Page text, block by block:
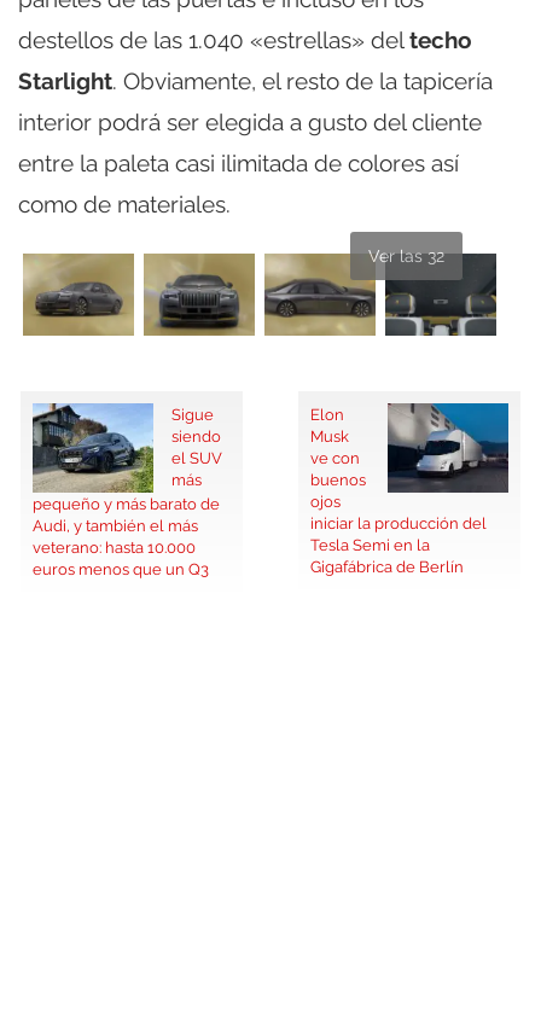
destellos de las 1.040 «estrellas» deltecho
Starlight. Obviamente, el resto de la tapicería
interior podrá ser elegida a gusto del cliente
entre la paleta casi ilimitada de colores así
como de materiales.
Ver las 32
Sigue
siendo
el SUV
más
pequeño y más barato de
Audi, y también el más
veterano: hasta 10.000
euros menos que un Q3
Elon
Musk
ve con
buenos
ojos
iniciar la producción del
Tesla Semi en la
Gigafábrica de Berlín